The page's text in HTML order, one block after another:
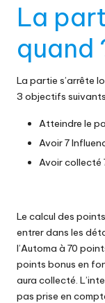
La
quand
La partie s’arrête
3 objectifs
Atteindre le
Avoir 7
Avoir collecté
Le calcul des
entrer dans les
l’Automa à 70
points bonus en
aura collecté.
pas prise en